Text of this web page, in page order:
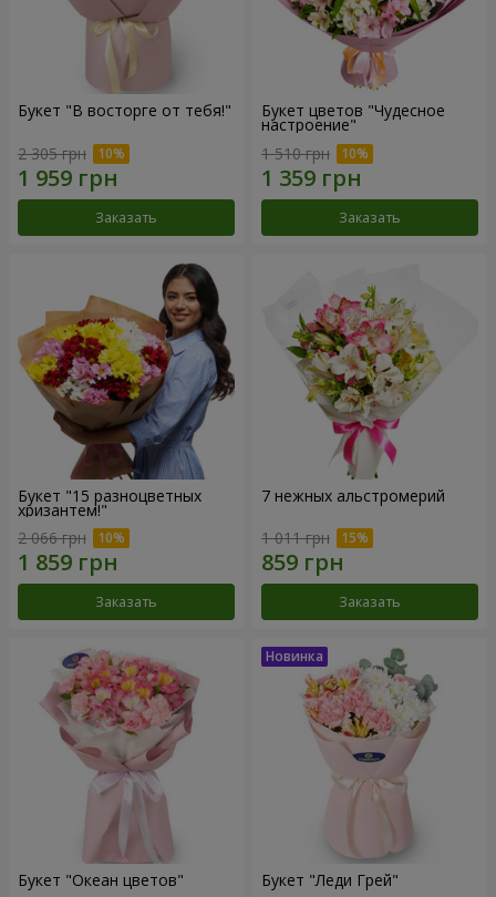
Букет "В восторге от тебя!"
2 305 грн
Заказать
Букет цветов "Чудесное
настроение"
1 510 грн
Заказать
Букет "15 разноцветных
хризантем!"
2 066 грн
Заказать
7 нежных альстромерий
1 011 грн
Заказать
Букет "Океан цветов" Букет "Леди Грей"